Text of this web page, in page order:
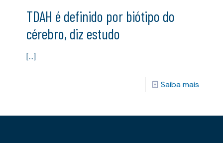
TDAH é definido por biótipo do
cérebro, diz estudo
[…]
Saiba mais